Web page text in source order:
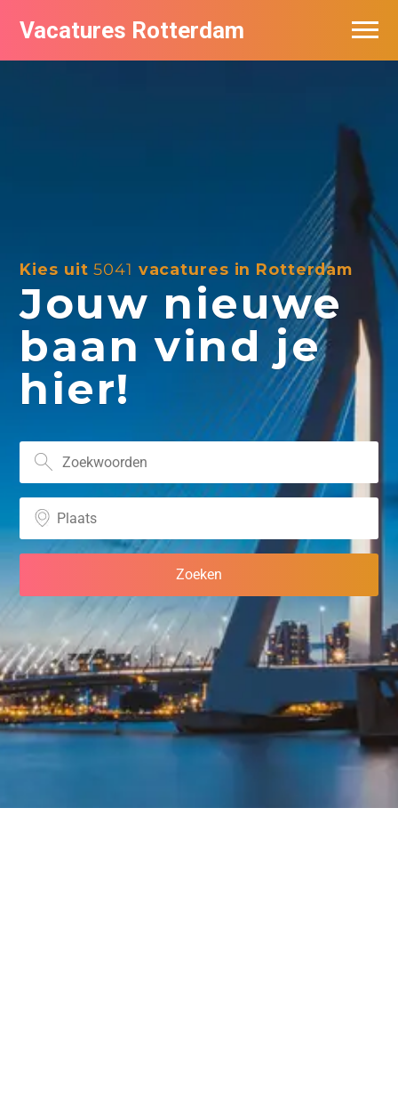
Vacatures Rotterdam
Kies uit5041 vacatures in Rotterdam
Jouw nieuwe
baan vind je
hier!
Vacatures per bedrijf